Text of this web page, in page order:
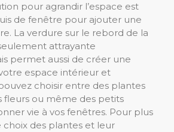
pour agrandir l’espace est
de fenêtre pour ajouter une
La verdure sur le rebord de la
attrayante
permet aussi de créer une
espace intérieur et
choisir entre des plantes
fleurs ou même des petits
vie à vos fenêtres. Pour plus
choix des plantes et leur